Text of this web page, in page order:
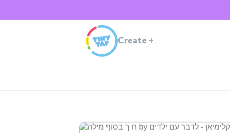
Create +